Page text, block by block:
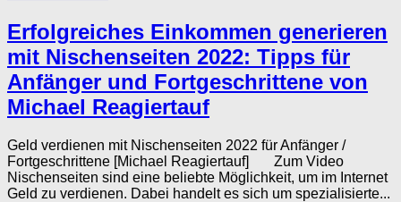
Erfolgreiches Einkommen generieren
mit Nischenseiten 2022: Tipps für
Anfänger und Fortgeschrittene von
Michael Reagiertauf
Geld verdienen mit Nischenseiten 2022 für Anfänger /
Fortgeschrittene [Michael Reagiertauf] Zum Video
Nischenseiten sind eine beliebte Möglichkeit, um im Internet
Geld zu verdienen. Dabei handelt es sich um spezialisierte...